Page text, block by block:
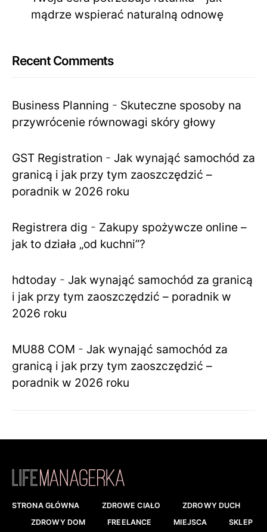
mądrze wspierać naturalną odnowę
Recent Comments
Business Planning - Skuteczne sposoby na
przywrócenie równowagi skóry głowy
GST Registration - Jak wynająć samochód za
granicą i jak przy tym zaoszczędzić –
poradnik w 2026 roku
Registrera dig - Zakupy spożywcze online –
jak to działa „od kuchni”?
hdtoday - Jak wynająć samochód za granicą
i jak przy tym zaoszczędzić – poradnik w
2026 roku
MU88 COM - Jak wynająć samochód za
granicą i jak przy tym zaoszczędzić –
poradnik w 2026 roku
STRONA GŁÓWNA ZDROWE CIAŁO
ZDROWY DUCH
ZDROWY DOM
FREELANCE MIEJSCA SKLEP